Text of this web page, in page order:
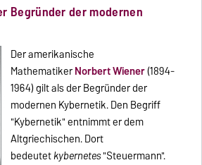
Begründer der modernen
Der amerikanische
MathematikerNorbert Wiener(1894-
1964) gilt als der Begründer der
modernen Kybernetik. Den Begriff
"Kybernetik" entnimmt er dem
Altgriechischen. Dort
bedeutetkybernetes"Steuermann".